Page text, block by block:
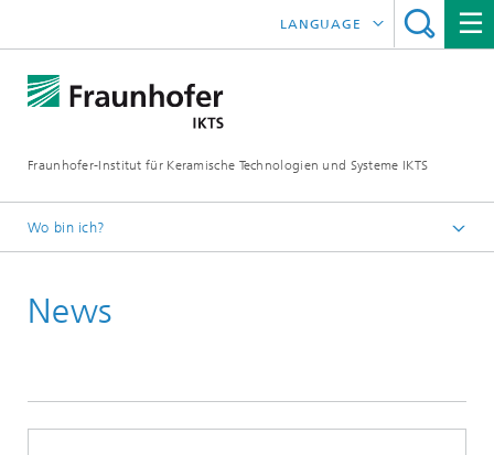
Fraunhofer-Institut für Keramische Technologien und Systeme IKTS
LANGUAGE
ČESKÝ
Wo bin ich?
News